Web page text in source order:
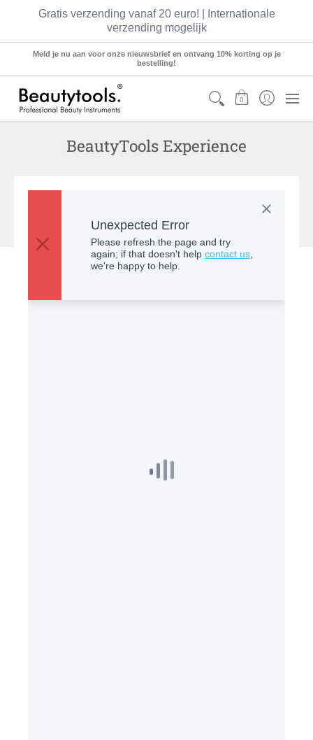
Gratis verzending vanaf 20 euro! | Internationale
verzending mogelijk
Sets Manicure Pedicure Hairstyling
Meld je nu aan voor onze nieuwsbrief en ontvang 10% korting op je
bestelling!
0
BeautyTools Experience